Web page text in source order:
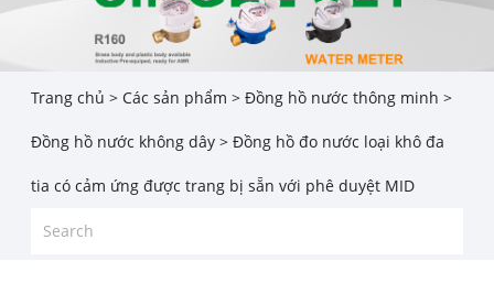
Trang chủ > Các sản phẩm > Đồng hồ nước thông minh >
Đồng hồ nước không dây> Đồng hồ đo nước loại khô đa
tia có cảm ứng được trang bị sẵn với phê duyệt MID